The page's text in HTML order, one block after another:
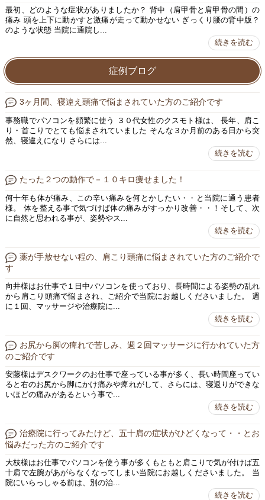
最初、どのような症状がありましたか？ 背中（肩甲骨と肩甲骨の間）の
痛み 頭を上下に動かすと激痛が走って動かせない ぎっくり腰の背中版？
のような状態 当院に通院し...
続きを読む
症例ブログ
3ヶ月間、寝違え頭痛で悩まされていた方のご紹介です
事務職でパソコンを頻繁に使う ３０代女性のクスモト様は、 長年、肩こ
り・首こりでとても悩まされていました そんな３か月前のある日から突
然、寝違えになり さらには...
続きを読む
たった２つの動作で－１０キロ痩せました！
何十年も体が痛み、この辛い痛みを何とかしたい・・と当院に通う患者
様。 体を整える事で気づけば体の痛みがすっかり改善・・！そして、次
に自然と思われる事が、姿勢やス...
続きを読む
薬が手放せない程の、肩こり頭痛に悩まされていた方のご紹介で
す
向井様はお仕事で１日中パソコンを使っており、長時間による姿勢の乱れ
から肩こり頭痛で悩まされ、ご紹介で当院にお越しくださいました。 週
に１回、マッサージや治療院に...
続きを読む
お尻から脚の痺れで苦しみ、週２回マッサージに行かれていた方
のご紹介です
安藤様はデスクワークのお仕事で座っている事が多く、長い時間座ってい
ると右のお尻から脚にかけ痛みや痺れがして、さらには、寝返りができな
いほどの痛みがあるという事で...
続きを読む
治療院に行ってみたけど、五十肩の症状がひどくなって・・とお
悩みだった方のご紹介です
大枝様はお仕事でパソコンを使う事が多くもともと肩こりで気が付けば五
十肩で左腕があがらなくなってしまい当院にお越しくださいました。 当
院にいらっしゃる前は、別の治...
続きを読む